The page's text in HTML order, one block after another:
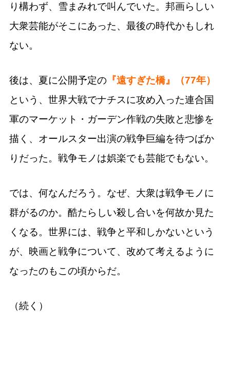
り構わず、雪まみれで叫んでいた。邦画らしい
大衆芸能がそこにあった、最後の時代かもしれ
ない。
後は、夏に公開予定の『遠すぎた橋』（77年）
という、世界大戦でナチスに攻め入った連合国
軍のマーケット・ガーデン作戦の失敗と悲惨を
描く、オールスター出演の戦争巨編を待つばか
りだった。戦争モノは娯楽でも芸能でもない。
では、何なんだろう。なぜ、大衆は戦争モノに
群がるのか。酷たらしい殺し合いを何故か見た
くなる。世界には、戦争と平和しかないという
が、映画と戦争について、改めて考えるように
なったのもこの頃からだ。
（続く）